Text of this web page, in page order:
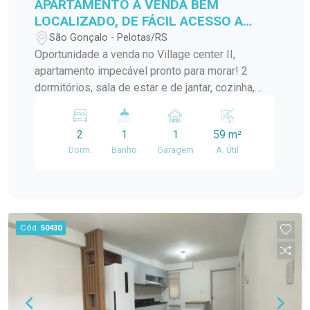
APARTAMENTO A VENDA BEM
LOCALIZADO, DE FÁCIL ACESSO A
VÁRIOS PONTOS DA CIDADE!
São Gonçalo - Pelotas/RS
Oportunidade a venda no Village center II,
apartamento impecável pronto para morar! 2
dormitórios, sala de estar e de jantar, cozinha,
quem busca praticidade no dia a dia!
2
Dorm.
1
Banho
1
Garagem
59 m²
A. Útil
Cód. 50430